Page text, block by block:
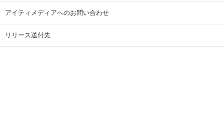
アイティメディアへのお問い合わせ
リリース送付先